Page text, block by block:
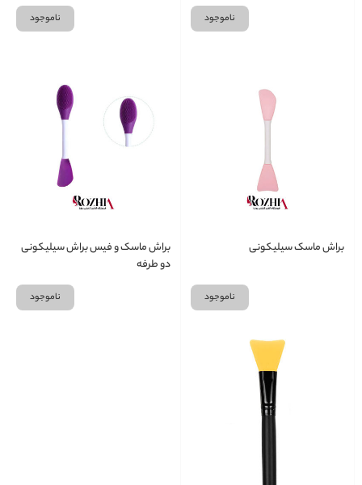
ناموجود ناموجود
براش ماسک سیلیکونی
ناموجود
براش ماسک و فیس براش سیلیکونی
دو طرفه
ناموجود